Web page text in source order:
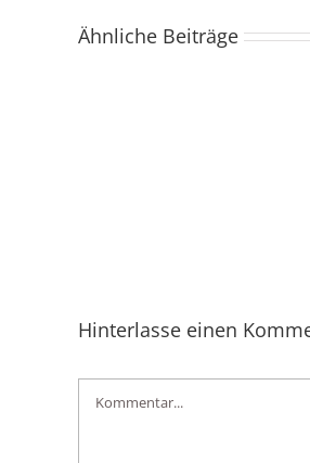
Ähnliche Beiträge
Hinterlasse einen